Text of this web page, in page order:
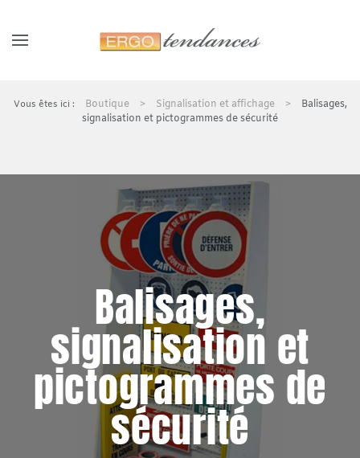
Skip to main content
Boutique Signalisation et affichage
Balisages,
signalisation et pictogrammes de sécurité
Balisages,
signalisation et
pictogrammes de
sécurité